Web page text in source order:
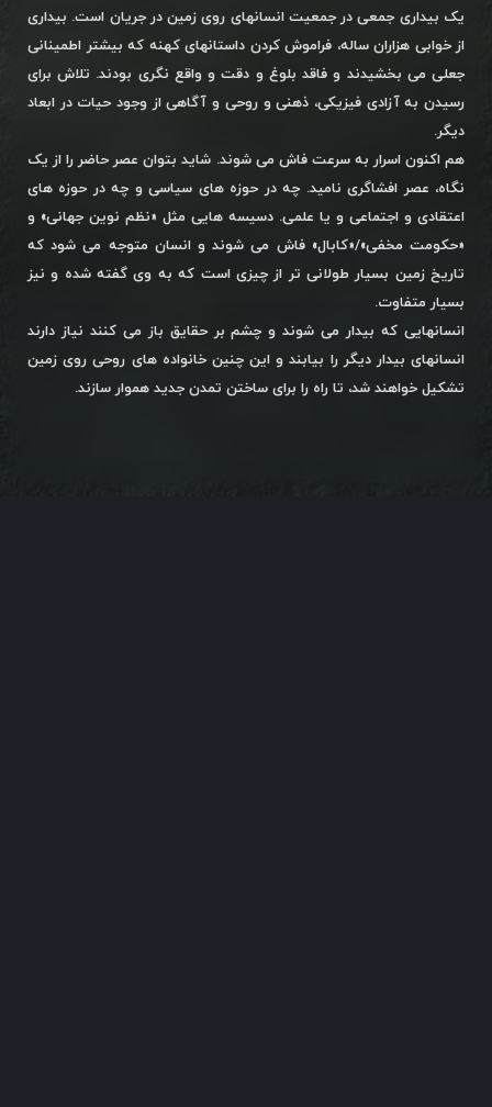
یک بیداری جمعی در جمعیت انسانهای روی زمین در جریان است. بیداری
از خوابی هزاران ساله، فراموش کردن داستانهای کهنه که بیشتر اطمینانی
جعلی می بخشیدند و فاقد بلوغ و دقت و واقع نگری بودند. تلاش برای
رسیدن به آزادی فیزیکی، ذهنی و روحی و آگاهی از وجود حیات در ابعاد
دیگر.
هم اکنون اسرار به سرعت فاش می شوند. شاید بتوان عصر حاضر را از یک
نگاه، عصر افشاگری نامید. چه در حوزه های سیاسی و چه در حوزه های
اعتقادی و اجتماعی و یا علمی. دسیسه هایی مثل «نظم نوین جهانی» و
«حکومت مخفی»/«کابال» فاش می شوند و انسان متوجه می شود که
تاریخ زمین بسیار طولانی تر از چیزی است که به وی گفته شده و نیز
بسیار متفاوت.
انسانهایی که بیدار می شوند و چشم بر حقایق باز می کنند نیاز دارند
انسانهای بیدار دیگر را بیابند و این چنین خانواده های روحی روی زمین
تشکیل خواهند شد، تا راه را برای ساختن تمدن جدید هموار سازند.